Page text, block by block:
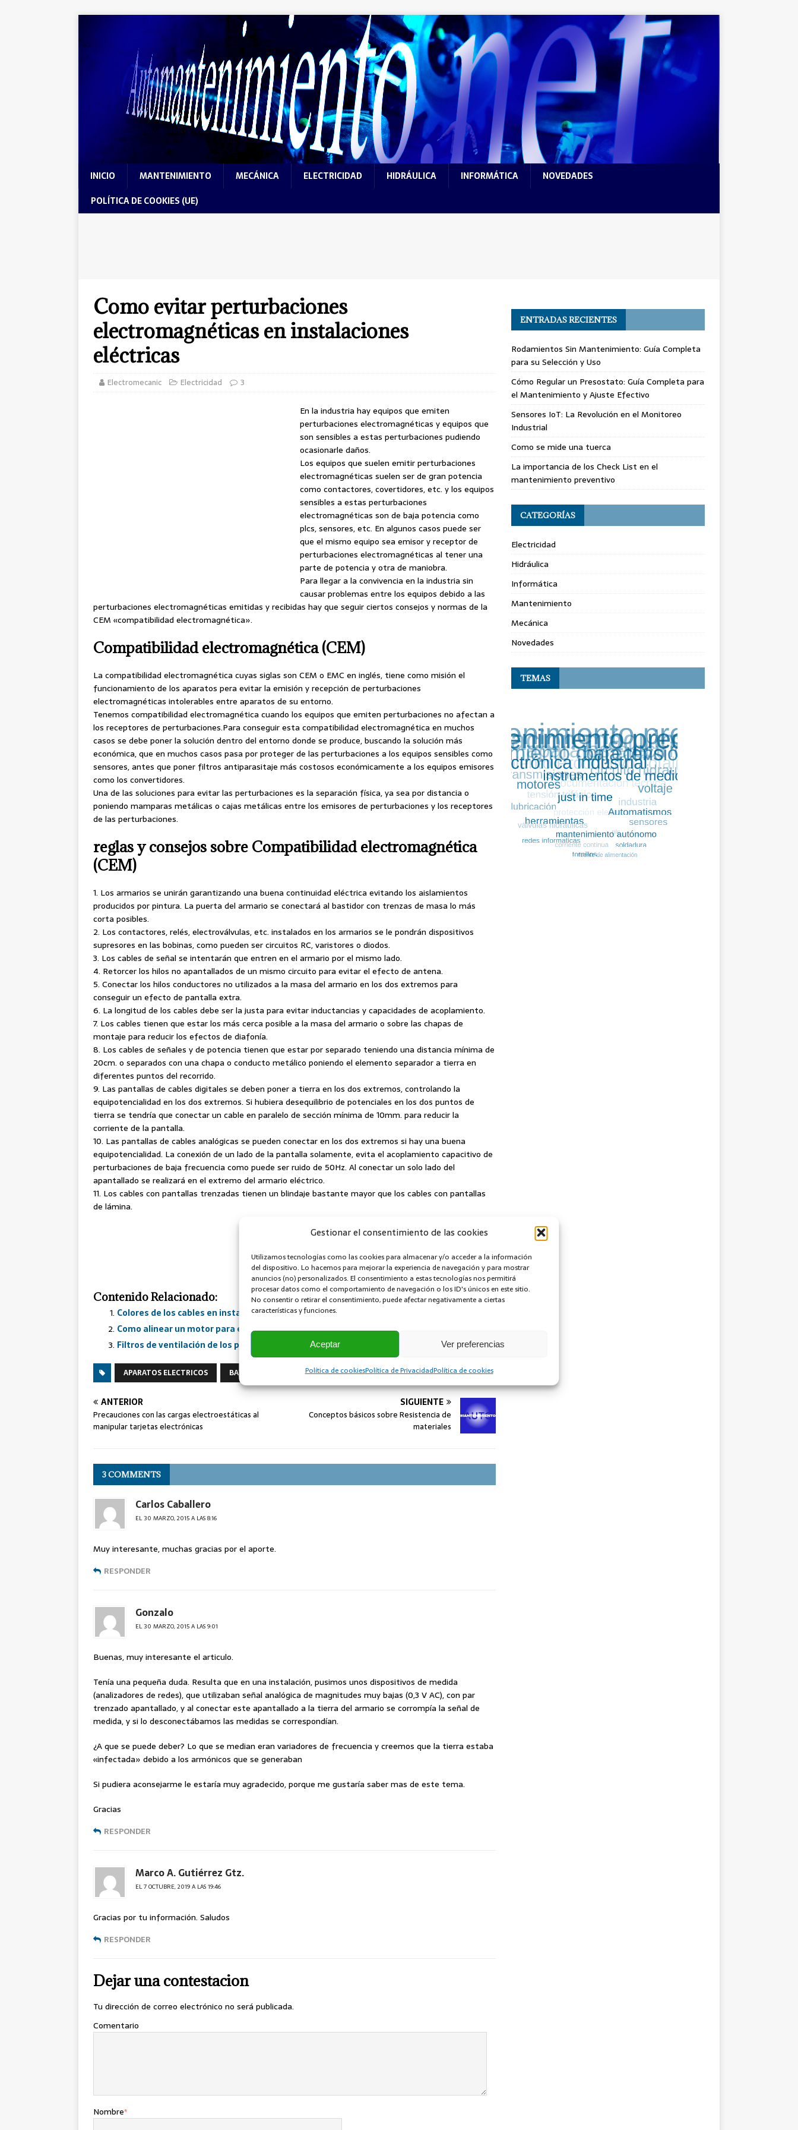
Gestionar el consentimiento de las cookies
Utilizamos tecnologías como las cookies para almacenar y/o acceder a la información
del dispositivo. Lo hacemos para mejorar la experiencia de navegación y para mostrar
anuncios (no) personalizados. El consentimiento a estas tecnologías nos permitirá
procesar datos como el comportamiento de navegación o los ID's únicos en este sitio.
No consentir o retirar el consentimiento, puede afectar negativamente a ciertas
características y funciones.
Aceptar Ver preferencias
Política de cookiesPolítica de PrivacidadPolítica de cookies
INICIO MANTENIMIENTO MECÁNICA ELECTRICIDAD HIDRÁULICA INFORMÁTICA
NOVEDADES
POLÍTICA DE COOKIES (UE)
Como evitar perturbaciones
electromagnéticas en instalaciones
eléctricas
Electromecanic Electricidad 3
En la industria hay equipos que emiten
perturbaciones electromagnéticas y equipos que
son sensibles a estas perturbaciones pudiendo
ocasionarle daños.
Los equipos que suelen emitir perturbaciones
electromagnéticas suelen ser de gran potencia
como contactores, covertidores, etc. y los equipos
sensibles a estas perturbaciones
electromagnéticas son de baja potencia como
plcs, sensores, etc. En algunos casos puede ser
que el mismo equipo sea emisor y receptor de
perturbaciones electromagnéticas al tener una
parte de potencia y otra de maniobra.
Para llegar a la convivencia en la industria sin
causar problemas entre los equipos debido a las
perturbaciones electromagnéticas emitidas y recibidas hay que seguir ciertos consejos y normas de la
CEM «compatibilidad electromagnética».
Compatibilidad electromagnética (CEM)
La compatibilidad electromagnética cuyas siglas son CEM o EMC en inglés, tiene como misión el
funcionamiento de los aparatos pera evitar la emisión y recepción de perturbaciones
electromagnéticas intolerables entre aparatos de su entorno.
Tenemos compatibilidad electromagnética cuando los equipos que emiten perturbaciones no afectan a
los receptores de perturbaciones.Para conseguir esta compatibilidad electromagnética en muchos
casos se debe poner la solución dentro del entorno donde se produce, buscando la solución más
económica, que en muchos casos pasa por proteger de las perturbaciones a los equipos sensibles como
sensores, antes que poner filtros antiparasitaje más costosos económicamente a los equipos emisores
como los convertidores.
Una de las soluciones para evitar las perturbaciones es la separación física, ya sea por distancia o
poniendo mamparas metálicas o cajas metálicas entre los emisores de perturbaciones y los receptores
de las perturbaciones.
reglas y consejos sobre Compatibilidad electromagnética
(CEM)
1. Los armarios se unirán garantizando una buena continuidad eléctrica evitando los aislamientos
producidos por pintura. La puerta del armario se conectará al bastidor con trenzas de masa lo más
corta posibles.
2. Los contactores, relés, electroválvulas, etc. instalados en los armarios se le pondrán dispositivos
supresores en las bobinas, como pueden ser circuitos RC, varistores o diodos.
3. Los cables de señal se intentarán que entren en el armario por el mismo lado.
4. Retorcer los hilos no apantallados de un mismo circuito para evitar el efecto de antena.
5. Conectar los hilos conductores no utilizados a la masa del armario en los dos extremos para
conseguir un efecto de pantalla extra.
6. La longitud de los cables debe ser la justa para evitar inductancias y capacidades de acoplamiento.
7. Los cables tienen que estar los más cerca posible a la masa del armario o sobre las chapas de
montaje para reducir los efectos de diafonía.
8. Los cables de señales y de potencia tienen que estar por separado teniendo una distancia mínima de
20cm. o separados con una chapa o conducto metálico poniendo el elemento separador a tierra en
diferentes puntos del recorrido.
9. Las pantallas de cables digitales se deben poner a tierra en los dos extremos, controlando la
equipotencialidad en los dos extremos. Si hubiera desequilibrio de potenciales en los dos puntos de
tierra se tendría que conectar un cable en paralelo de sección mínima de 10mm. para reducir la
corriente de la pantalla.
10. Las pantallas de cables analógicas se pueden conectar en los dos extremos si hay una buena
equipotencialidad. La conexión de un lado de la pantalla solamente, evita el acoplamiento capacitivo de
perturbaciones de baja frecuencia como puede ser ruido de 50Hz. Al conectar un solo lado del
apantallado se realizará en el extremo del armario eléctrico.
11. Los cables con pantallas trenzadas tienen un blindaje bastante mayor que los cables con pantallas
de lámina.
Contenido Relacionado:
Colores de los cables en instalaciones eléctricas de baja tensión
Como alinear un motor para evitar averías
Filtros de ventilación de los plcs siempre limpios para evitar averías
APARATOS ELECTRICOS BAJA TENSIÓN
ANTERIOR
Precauciones con las cargas electroestáticas al
manipular tarjetas electrónicas
SIGUIENTE
Conceptos básicos sobre Resistencia de
materiales
3 COMMENTS
Carlos Caballero
EL 30 MARZO, 2015 A LAS 8:16
Muy interesante, muchas gracias por el aporte.
RESPONDER
Gonzalo
EL 30 MARZO, 2015 A LAS 9:01
Buenas, muy interesante el articulo.
Tenía una pequeña duda. Resulta que en una instalación, pusimos unos dispositivos de medida
(analizadores de redes), que utilizaban señal analógica de magnitudes muy bajas (0,3 V AC), con par
trenzado apantallado, y al conectar este apantallado a la tierra del armario se corrompía la señal de
medida, y si lo desconectábamos las medidas se correspondían.
¿A que se puede deber? Lo que se median eran variadores de frecuencia y creemos que la tierra estaba
«infectada» debido a los armónicos que se generaban
Si pudiera aconsejarme le estaría muy agradecido, porque me gustaría saber mas de este tema.
Gracias
RESPONDER
Marco A. Gutiérrez Gtz.
EL 7 OCTUBRE, 2019 A LAS 19:46
Gracias por tu información. Saludos
RESPONDER
Dejar una contestacion
Tu dirección de correo electrónico no será publicada.
Comentario
Nombre*
ENTRADAS RECIENTES
Rodamientos Sin Mantenimiento: Guía Completa
para su Selección y Uso
Cómo Regular un Presostato: Guía Completa para
el Mantenimiento y Ajuste Efectivo
Sensores IoT: La Revolución en el Monitoreo
Industrial
Como se mide una tuerca
La importancia de los Check List en el
mantenimiento preventivo
CATEGORÍAS
Electricidad
Hidráulica
Informática
Mantenimiento
Mecánica
Novedades
TEMAS